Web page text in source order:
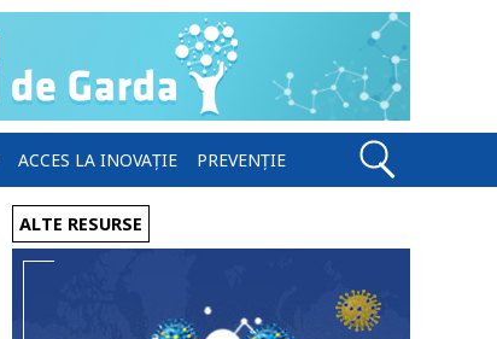
ACCES LA INOVAȚIE PREVENȚIE
ALTE RESURSE